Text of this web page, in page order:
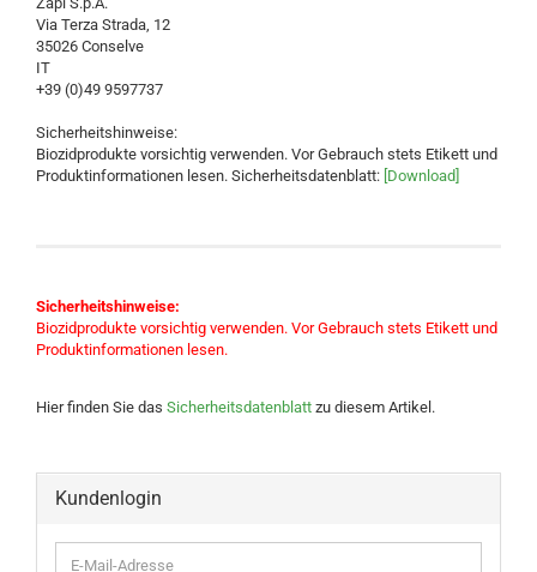
Via Terza Strada, 12
35026 Conselve
IT
+39 (0)49 9597737
Sicherheitshinweise:
Biozidprodukte vorsichtig verwenden. Vor Gebrauch stets Etikett und
Produktinformationen lesen. Sicherheitsdatenblatt: [Download]
Sicherheitshinweise:
Biozidprodukte vorsichtig verwenden. Vor Gebrauch stets Etikett und
Produktinformationen lesen.
Hier finden Sie das Sicherheitsdatenblatt zu diesem Artikel.
Kundenlogin